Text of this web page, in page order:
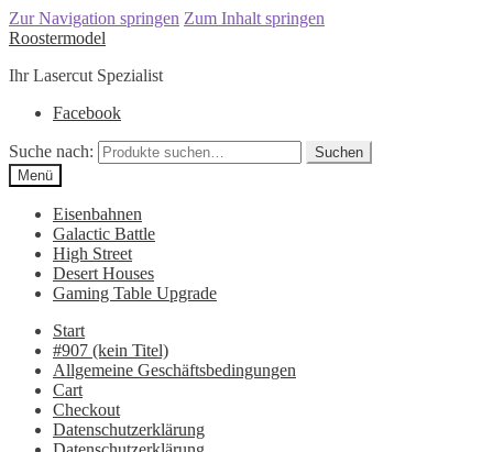
Zur Navigation springen Zum Inhalt springen
Roostermodel
Ihr Lasercut Spezialist
Facebook
Suche nach:
Suchen
Menü
Eisenbahnen
Galactic Battle
High Street
Desert Houses
Gaming Table Upgrade
Start
#907 (kein Titel)
Allgemeine Geschäftsbedingungen
Cart
Checkout
Datenschutzerklärung